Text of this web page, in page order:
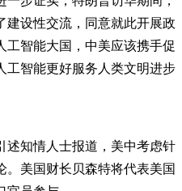
建设性交流，同意就此开展政
工智能大国，中美应该携手促
工智能更好服务人类文明进步
述知情人士报道，美中考虑针
。美国财长贝森特将代表美国